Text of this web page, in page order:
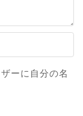
ーに自分の名